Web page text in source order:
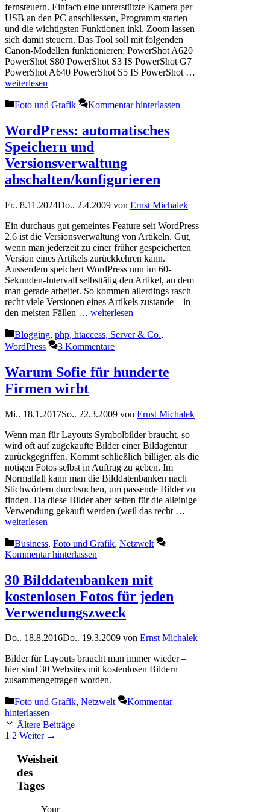
fernsteuern. Einfach eine unterstützte Kamera per
USB an den PC anschliessen, Programm starten
und die wichtigsten Funktionen inkl. Zoom lassen
sich damit steuern. Das Tool soll mit folgenden
Canon-Modellen funktionieren: PowerShot A620
PowerShot S80 PowerShot S3 IS PowerShot G7
PowerShot A640 PowerShot S5 IS PowerShot …
weiterlesen
Kategorien
Foto und Grafik Kommentar hinterlassen
WordPress: automatisches
Speichern und
Versionsverwaltung
abschalten/konfigurieren
Fr.. 8.11.2024Do.. 2.4.2009 von Ernst Michalek
Ein durchaus gut gemeintes Feature seit WordPress
2.6 ist die Versionsverwaltung von Artikeln. Gut,
wenn man jederzeit zu einer früher gespeicherten
Version eines Artikels zurückkehren kann.
Ausserdem speichert WordPress nun im 60-
Sekunden-Intervall selbsttätig den Artikel, an dem
man gerade arbeitet. So kommen allerdings rasch
recht viele Versionen eines Artikels zustande – in
den meisten Fällen … weiterlesen
Kategorien
Blogging, php, htaccess, Server & Co.,
WordPress
3 Kommentare
Warum Sofie für hunderte
Firmen wirbt
Mi.. 18.1.2017So.. 22.3.2009 von Ernst Michalek
Wenn man für Layouts Symbolbilder braucht, so
wird oft auf zugekaufte Bilder einer Bildagentur
zurückgegriffen. Kommt schließlich billiger, als die
nötigen Fotos selbst in Auftrag zu geben. Im
Normalfall kann man die Bilddatenbanken nach
Stichwörtern durchsuchen, um passende Bilder zu
finden. Da diese Bilder aber selten für die alleinige
Verwendung gekauft werden (weil das recht …
weiterlesen
Kategorien
Business, Foto und Grafik, Netzwelt
Kommentar hinterlassen
30 Bilddatenbanken mit
kostenlosen Fotos für jeden
Verwendungszweck
Do.. 18.8.2016Do.. 19.3.2009 von Ernst Michalek
Bilder für Layouts braucht man immer wieder –
hier sind 30 Websites mit kostenlosen Bildern
zusammengetragen worden.
Kategorien
Foto und Grafik, Netzwelt
Kommentar
hinterlassen
Ältere Beiträge
Seite
1 Seite
2 Weiter →
Weisheit
des
Tages
Your